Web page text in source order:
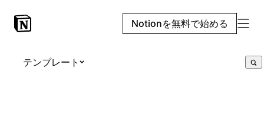
Notionを無料で始める
テンプレート